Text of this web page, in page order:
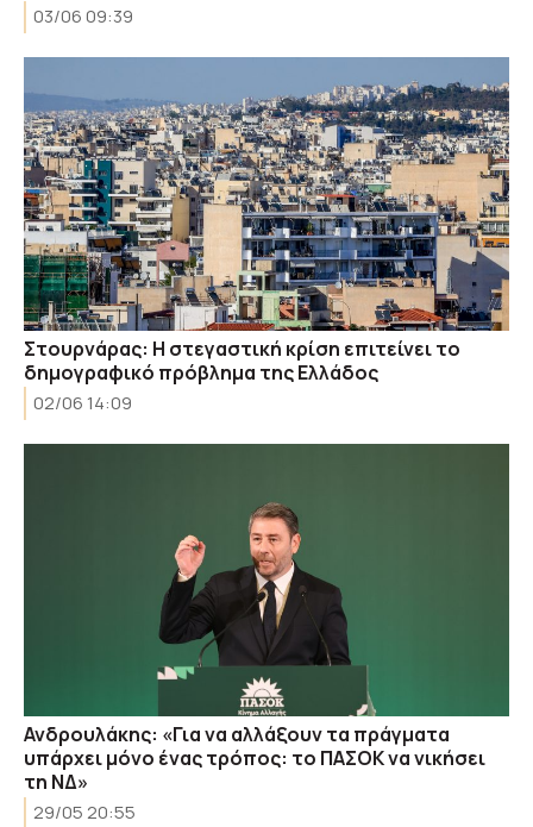
03/06 09:39
Στουρνάρας: Η στεγαστική κρίση επιτείνει το
δημογραφικό πρόβλημα της Ελλάδος
02/06 14:09
Ανδρουλάκης: «Για να αλλάξουν τα πράγματα
υπάρχει μόνο ένας τρόπος: το ΠΑΣΟΚ να νικήσει
τη ΝΔ»
29/05 20:55